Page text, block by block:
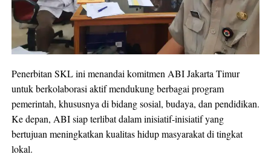
Penerbitan SKL ini menandai komitmen ABI Jakarta Timur
untuk berkolaborasi aktif mendukung berbagai program
pemerintah, khususnya di bidang sosial, budaya, dan pendidikan.
Ke depan, ABI siap terlibat dalam inisiatif-inisiatif yang
bertujuan meningkatkan kualitas hidup masyarakat di tingkat
lokal.